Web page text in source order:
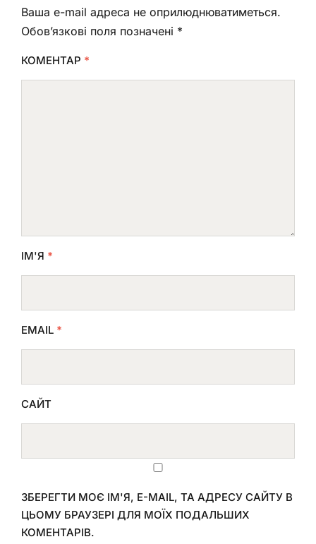
Ваша e-mail адреса не оприлюднюватиметься.
Обов’язкові поля позначені *
КОМЕНТАР *
ІМ'Я *
EMAIL *
САЙТ
ЗБЕРЕГТИ МОЄ ІМ'Я, E-MAIL, ТА АДРЕСУ САЙТУ В
ЦЬОМУ БРАУЗЕРІ ДЛЯ МОЇХ ПОДАЛЬШИХ
КОМЕНТАРІВ.